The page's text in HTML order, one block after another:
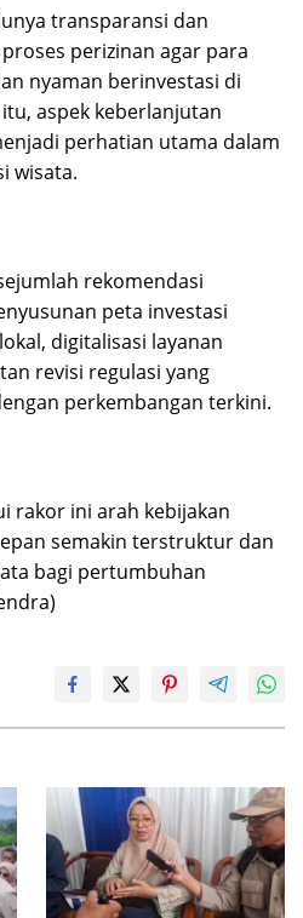
transparansi dan
perizinan agar para
nyaman berinvestasi di
aspek keberlanjutan
perhatian utama dalam
wisata.
rekomendasi
peta investasi
digitalisasi layanan
revisi regulasi yang
perkembangan terkini.
rakor ini arah kebijakan
semakin terstruktur dan
bagi pertumbuhan